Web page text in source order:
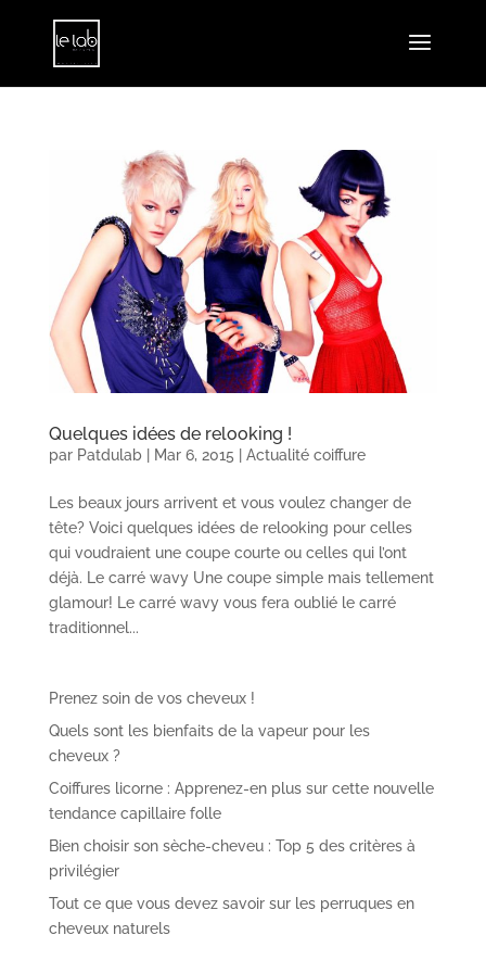
Quelques idées de relooking !
par Patdulab| Mar 6, 2015 Actualité coiffure
Les beaux jours arrivent et vous voulez changer de
tête? Voici quelques idées de relooking pour celles
qui voudraient une coupe courte ou celles qui l’ont
déjà. Le carré wavy Une coupe simple mais tellement
glamour! Le carré wavy vous fera oublié le carré
traditionnel...
Prenez soin de vos cheveux !
Quels sont les bienfaits de la vapeur pour les
cheveux ?
Coiffures licorne : Apprenez-en plus sur cette nouvelle
tendance capillaire folle
Bien choisir son sèche-cheveu : Top 5 des critères à
privilégier
Tout ce que vous devez savoir sur les perruques en
cheveux naturels